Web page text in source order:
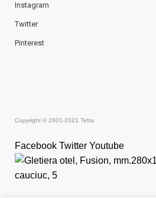
Instagram
Twitter
Pinterest
Copyright © 2001-2021 Tefra
Facebook Twitter Youtube